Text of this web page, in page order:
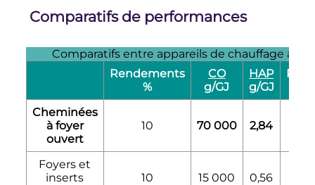
Comparatifs de performances
Comparatifs entre appareils de chauffage au
Rendements
%
CO
g/GJ
HAP
g/GJ
Cheminées
à foyer
ouvert
10 70 000 2,84
Foyers et
inserts
10 15 000 0,56